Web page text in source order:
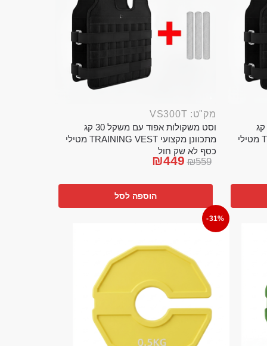
וסט משקולות אפוד עם משקל 20 קג
מתכוונן מקצועי TRAINING VEST מטילי
מק"ט: VS300T
וסט משקולות אפוד עם משקל 30 קג
מתכוונן מקצועי TRAINING VEST מטילי
כסף לא שק חול
₪559
₪449
הוספה לסל
-31%